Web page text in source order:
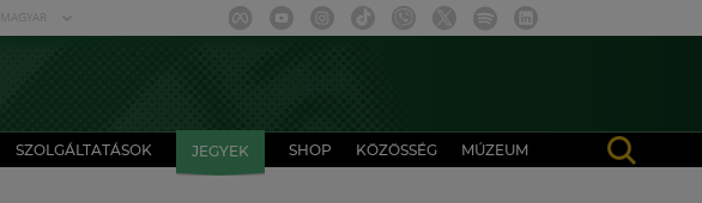
MAGYAR
SZOLGÁLTATÁSOK JEGYEK SHOP KÖZÖSSÉG MÚZEUM